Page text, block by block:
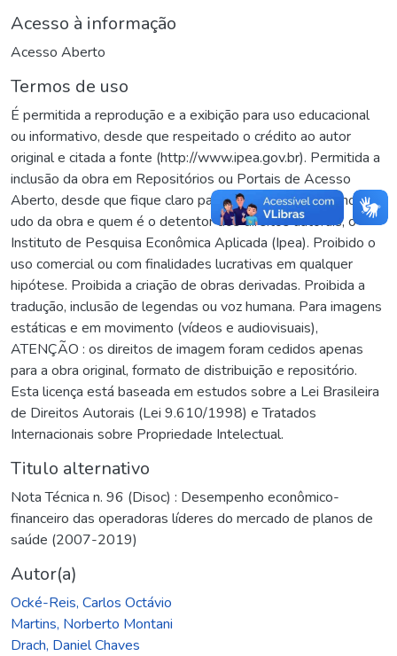
Acesso à informação
Acesso Aberto
Termos de uso
É permitida a reprodução e a exibição para uso educacional
ou informativo, desde que respeitado o crédito ao autor
original e citada a fonte (http://www.ipea.gov.br). Permitida a
inclusão da obra em Repositórios ou Portais de Acesso
Aberto, desde que fique claro para os usuários os termos de
udo da obra e quem é o detentor dos direitos autorais, o
Instituto de Pesquisa Econômica Aplicada (Ipea). Proibido o
uso comercial ou com finalidades lucrativas em qualquer
hipótese. Proibida a criação de obras derivadas. Proibida a
tradução, inclusão de legendas ou voz humana. Para imagens
estáticas e em movimento (vídeos e audiovisuais),
ATENÇÃO : os direitos de imagem foram cedidos apenas
para a obra original, formato de distribuição e repositório.
Esta licença está baseada em estudos sobre a Lei Brasileira
de Direitos Autorais (Lei 9.610/1998) e Tratados
Internacionais sobre Propriedade Intelectual.
Titulo alternativo
Nota Técnica n. 96 (Disoc) : Desempenho econômico-
financeiro das operadoras líderes do mercado de planos de
saúde (2007-2019)
Autor(a)
Ocké-Reis, Carlos Octávio
Martins, Norberto Montani
Drach, Daniel Chaves